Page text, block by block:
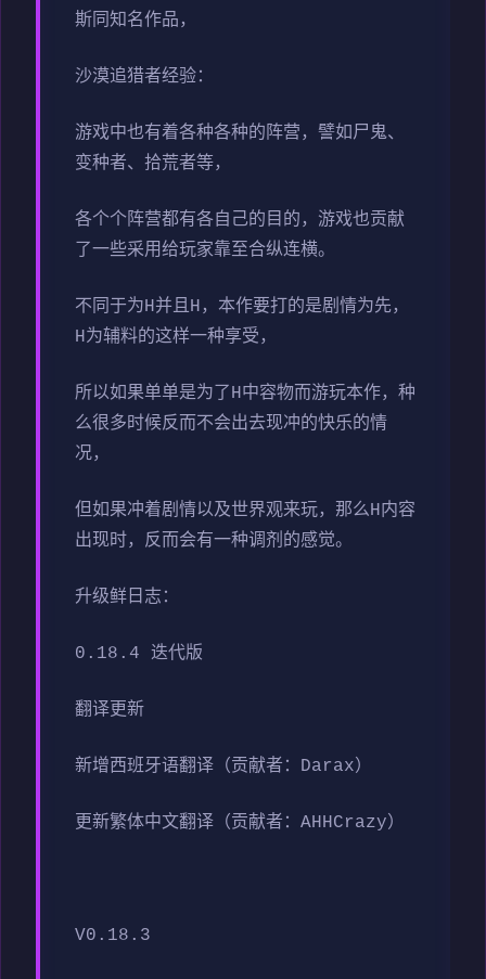
斯同知名作品，
沙漠追猎者经验：
游戏中也有着各种各种的阵营，譬如尸鬼、
变种者、拾荒者等，
各个个阵营都有各自己的目的，游戏也贡献
了一些采用给玩家靠至合纵连横。
不同于为H并且H，本作要打的是剧情为先，
H为辅料的这样一种享受，
所以如果单单是为了H中容物而游玩本作，种
么很多时候反而不会出去现冲的快乐的情
况，
但如果冲着剧情以及世界观来玩，那么H内容
出现时，反而会有一种调剂的感觉。
升级鲜日志：
0.18.4 迭代版
翻译更新
新增西班牙语翻译（贡献者：Darax）
更新繁体中文翻译（贡献者：AHHCrazy）
V0.18.3